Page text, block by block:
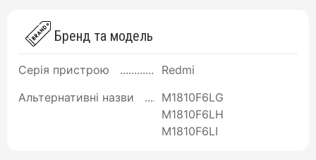
Бренд та модель
Серія пристрою
Redmi
Альтернативні назви
M1810F6LG
M1810F6LH
M1810F6LI